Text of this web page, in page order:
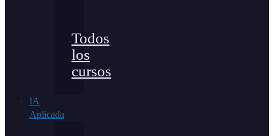
Todos
los
cursos
IA
Aplicada